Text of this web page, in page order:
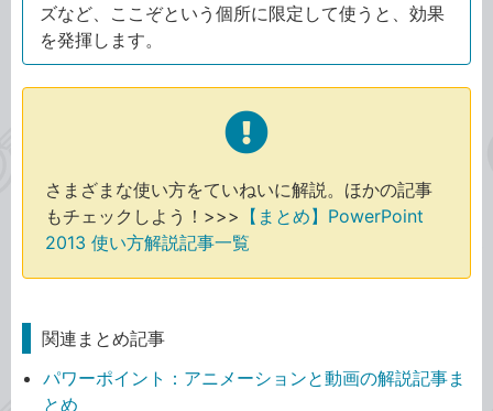
ズなど、ここぞという個所に限定して使うと、効果
を発揮します。
さまざまな使い方をていねいに解説。ほかの記事
もチェックしよう！>>> 【まとめ】PowerPoint
2013 使い方解説記事一覧
関連まとめ記事
パワーポイント：アニメーションと動画の解説記事ま
とめ